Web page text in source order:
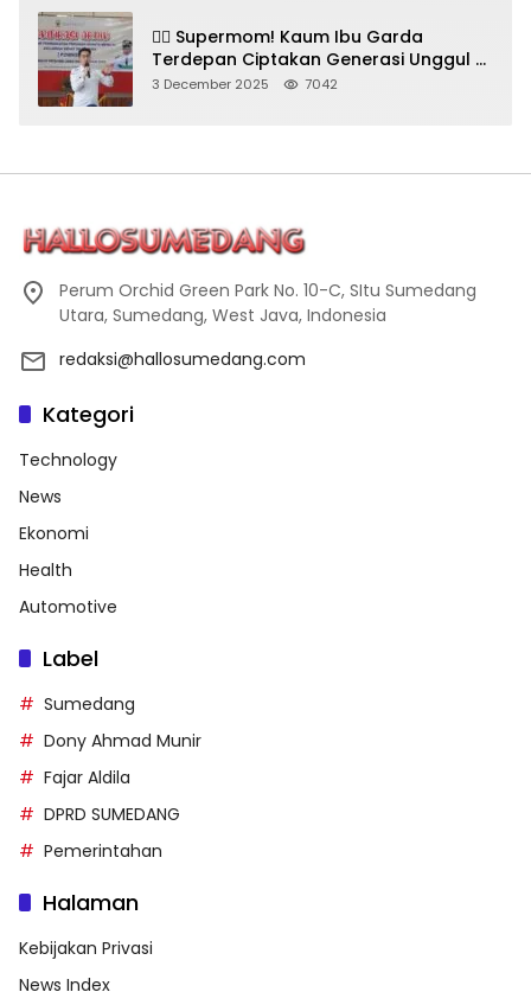
🦸‍♀️ Supermom! Kaum Ibu Garda
Terdepan Ciptakan Generasi Unggul di
Sumedang
3 December 2025 7042
Perum Orchid Green Park No. 10-C, SItu Sumedang
Utara, Sumedang, West Java, Indonesia
redaksi@hallosumedang.com
Kategori
Technology
News
Ekonomi
Health
Automotive
Label
Sumedang
Dony Ahmad Munir
Fajar Aldila
DPRD SUMEDANG
Pemerintahan
Halaman
Kebijakan Privasi
News Index